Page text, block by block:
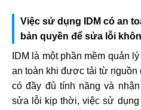
Việc sử dụng IDM có an
bản quyền để sửa lỗi
IDM là một phần mềm quản
an toàn khi được tải từ nguồn
có đầy đủ tính năng và
sửa lỗi kịp thời, việc sử dụng